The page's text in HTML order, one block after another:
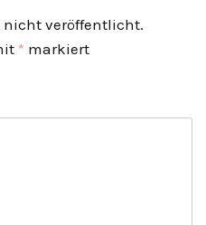
nicht veröffentlicht.
* markiert